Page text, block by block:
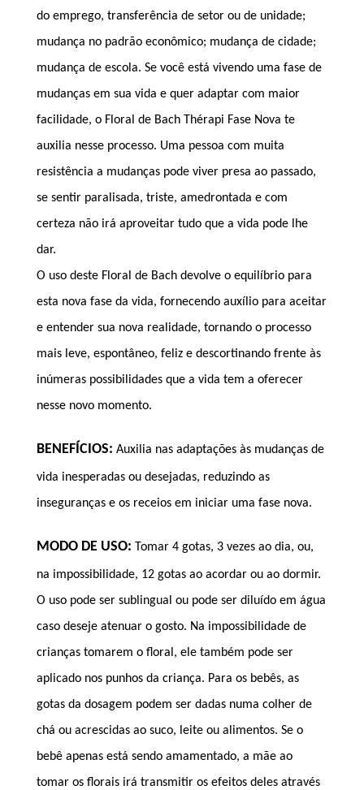
do emprego, transferência de setor ou de unidade;
mudança no padrão econômico; mudança de cidade;
mudança de escola. Se você está vivendo uma fase de
mudanças em sua vida e quer adaptar com maior
facilidade, o Floral de Bach Thérapi Fase Nova te
auxilia nesse processo. Uma pessoa com muita
resistência a mudanças pode viver presa ao passado,
se sentir paralisada, triste, amedrontada e com
certeza não irá aproveitar tudo que a vida pode lhe
dar.
O uso deste Floral de Bach devolve o equilíbrio para
esta nova fase da vida, fornecendo auxílio para aceitar
e entender sua nova realidade, tornando o processo
mais leve, espontâneo, feliz e descortinando frente às
inúmeras possibilidades que a vida tem a oferecer
nesse novo momento.
BENEFÍCIOS: Auxilia nas adaptações às mudanças de
vida inesperadas ou desejadas, reduzindo as
inseguranças e os receios em iniciar uma fase nova.
MODO DE USO: Tomar 4 gotas, 3 vezes ao dia, ou,
na impossibilidade, 12 gotas ao acordar ou ao dormir.
O uso pode ser sublingual ou pode ser diluído em água
caso deseje atenuar o gosto. Na impossibilidade de
crianças tomarem o floral, ele também pode ser
aplicado nos punhos da criança. Para os bebês, as
gotas da dosagem podem ser dadas numa colher de
chá ou acrescidas ao suco, leite ou alimentos. Se o
bebê apenas está sendo amamentado, a mãe ao
tomar os florais irá transmitir os efeitos deles através